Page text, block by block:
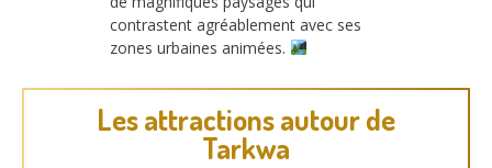
contrastent agréablement avec ses
zones urbaines animées.
Les attractions autour de
Tarkwa